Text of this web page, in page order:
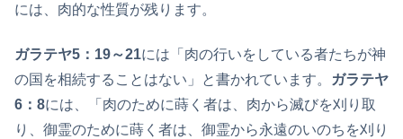
には、肉的な性質が残ります。
ガラテヤ5：19～21には「肉の行いをしている者たちが神
の国を相続することはない」と書かれています。
ガラテヤ
6：8には、「肉のために蒔く者は、肉から滅びを刈り取
り、御霊のために蒔く者は、御霊から永遠のいのちを刈り